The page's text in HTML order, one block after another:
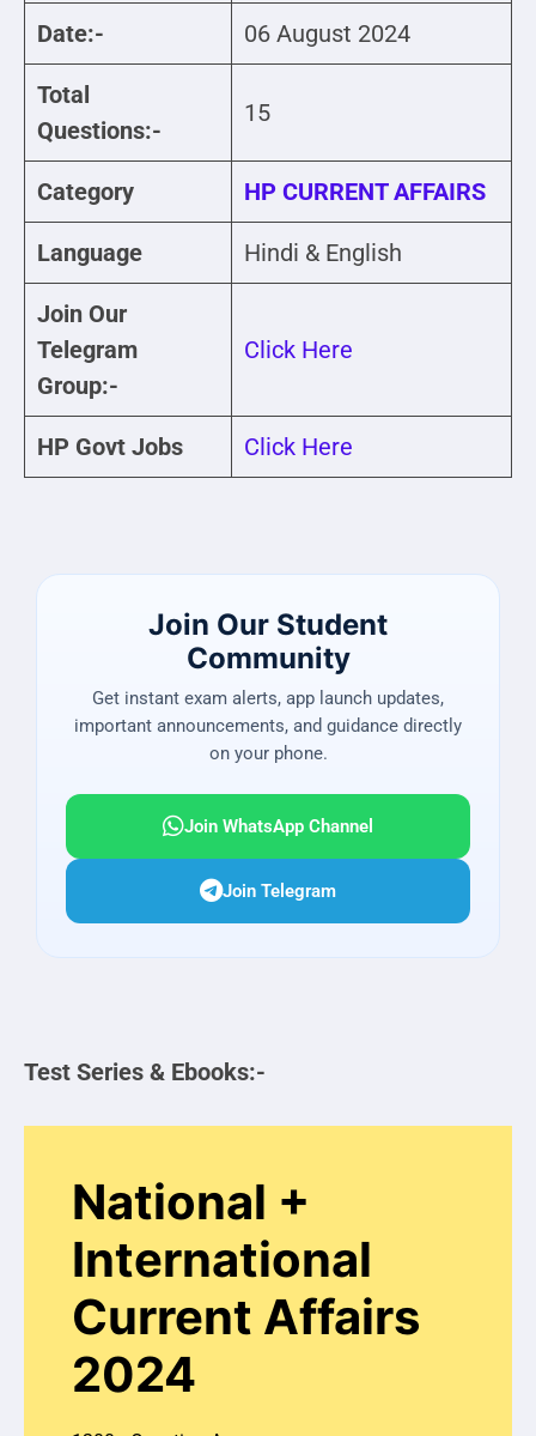
Date:- 06 August 2024
Total
Questions:-
15
Category HP CURRENT AFFAIRS
Language Hindi & English
Join Our
Telegram
Group:-
Click Here
HP Govt Jobs Click Here
Join Our Student
Community
Get instant exam alerts, app launch updates,
important announcements, and guidance directly
on your phone.
Join WhatsApp Channel
Join Telegram
Test Series & Ebooks:-
National +
International
Current Affairs
2024